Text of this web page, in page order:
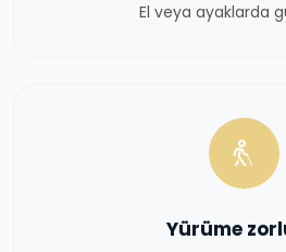
El veya ayaklarda
Yürüme